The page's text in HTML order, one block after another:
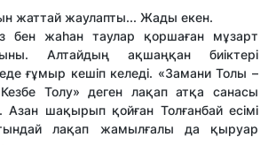
жаттай жаулапты... Жады екен.
бен жаһан таулар қоршаған мұзарт
Алтайдың ақшаңқан биіктері
ғұмыр кешіп келеді. «Замани Толы –
Толу» деген лақап атқа санасы
Азан шақырып қойған Толғанбай есімі
лақап жамылғалы да қыруар